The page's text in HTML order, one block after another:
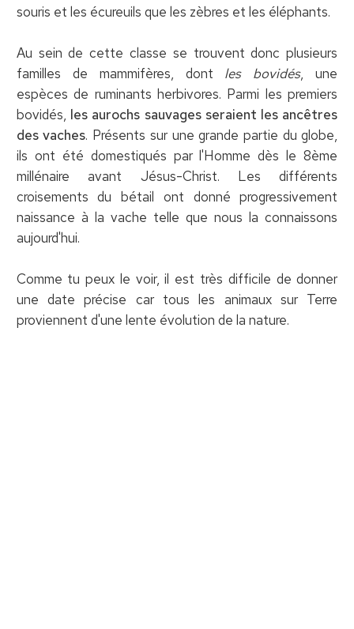
souris et les écureuils que les zèbres et les éléphants.
Au sein de cette classe se trouvent donc plusieurs
familles de mammifères, dont les bovidés, une
espèces de ruminants herbivores. Parmi les premiers
bovidés, les aurochs sauvages seraient les ancêtres
des vaches. Présents sur une grande partie du globe,
ils ont été domestiqués par l'Homme dès le 8ème
millénaire avant Jésus-Christ. Les différents
croisements du bétail ont donné progressivement
naissance à la vache telle que nous la connaissons
aujourd'hui.
Comme tu peux le voir, il est très difficile de donner
une date précise car tous les animaux sur Terre
proviennent d'une lente évolution de la nature.